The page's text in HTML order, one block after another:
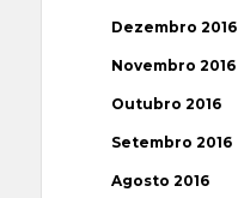
Dezembro 2016
Novembro 2016
Outubro 2016
Setembro 2016
Agosto 2016